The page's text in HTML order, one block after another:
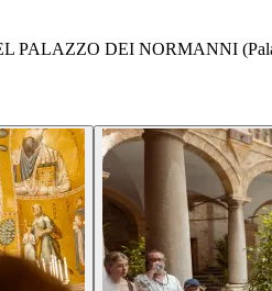
PALAZZO DEI NORMANNI